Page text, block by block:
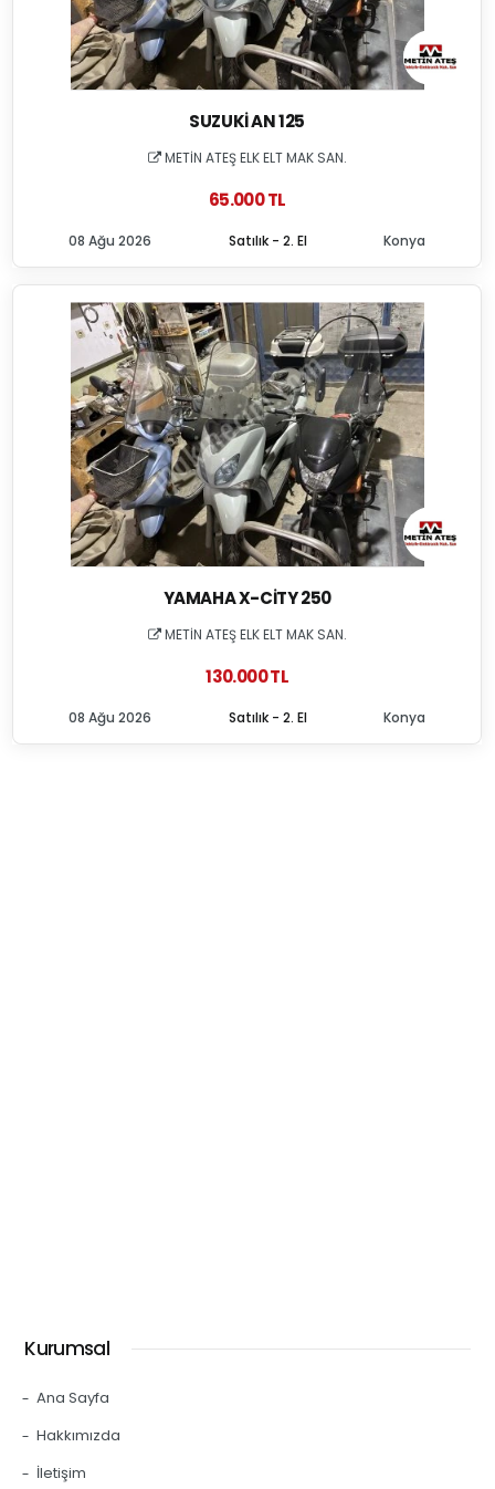
SUZUKI AN 125
METİN ATEŞ ELK ELT MAK SAN.
65.000 TL
Satılık - 2. El
08 Ağu 2026 Konya
YAMAHA X-CITY 250
METİN ATEŞ ELK ELT MAK SAN.
130.000 TL
Satılık - 2. El
08 Ağu 2026 Konya
Kurumsal
Ana Sayfa
Hakkımızda
İletişim